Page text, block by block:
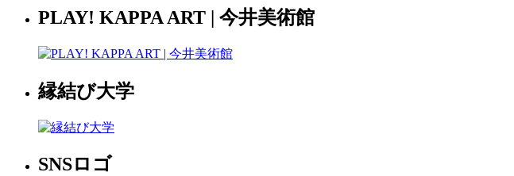
PLAY! KAPPA ART | 今井美術館
縁結び大学
SNSロゴ